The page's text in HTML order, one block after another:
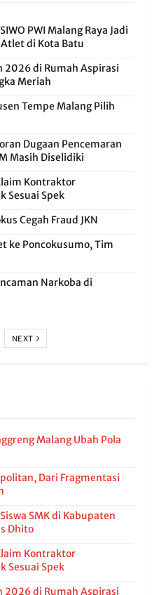
PWI Malang Raya Jadi
di Kota Batu
2026 di Rumah Aspirasi
Meriah
Tempe Malang Pilih
Dugaan Pencemaran
Masih Diselidiki
Kontraktor
Sesuai Spek
Cegah Fraud JKN
ke Poncokusumo, Tim
Narkoba di
NEXT
Malang Ubah Pola
Dari Fragmentasi
SMK di Kabupaten
Dhito
Kontraktor
Sesuai Spek
2026 di Rumah Aspirasi